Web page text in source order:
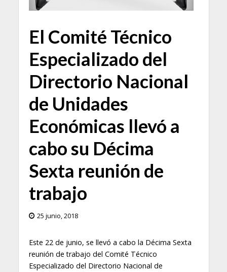
El Comité Técnico
Especializado del
Directorio Nacional
de Unidades
Económicas llevó a
cabo su Décima
Sexta reunión de
trabajo
25 junio, 2018
Este 22 de junio, se llevó a cabo la Décima Sexta
reunión de trabajo del Comité Técnico
Especializado del Directorio Nacional de